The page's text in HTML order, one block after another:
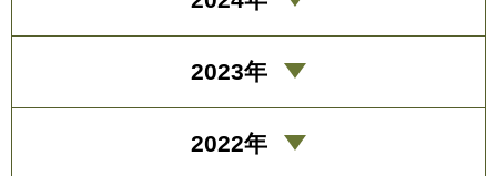
2023年
2022年